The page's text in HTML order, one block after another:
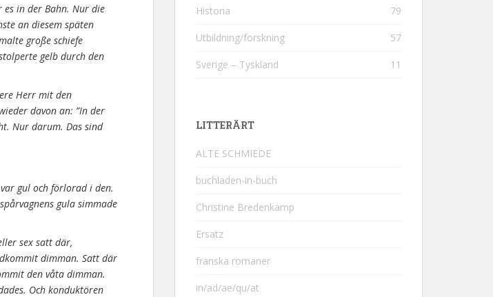
es in der Bahn. Nur die
an diesem späten
große schiefe
gelb durch den
Herr mit den
davon an: ”In der
Nur darum. Das sind
gul och förlorad i den.
gula simmade
sex satt där,
dimman. Satt där
den våta dimman.
Och konduktören
Historia 79
Utbildning/forskning 57
Sverige – Tyskland 11
LITTERÄRT
ALTE SCHMIEDE
buchladen-in-buch
Christine Bredenkamp
Ersatz
franska romaner
in/ad/ae/qu/at